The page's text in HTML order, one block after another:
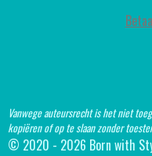
Vanwege auteursrecht is het niet
kopiëren of op te slaan zonder
© 2020 - 2026 Born with